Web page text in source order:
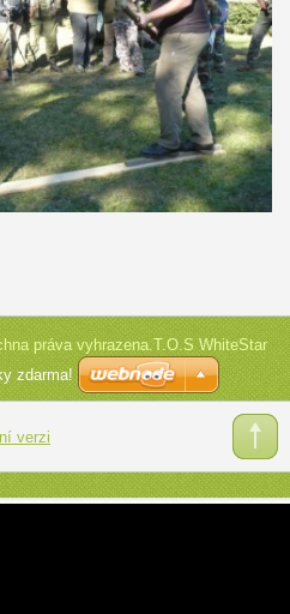
práva vyhrazena.T.O.S WhiteStar
zdarma!
verzi